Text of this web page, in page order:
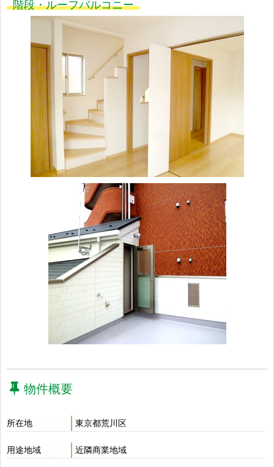
階段・ルーフバルコニー
物件概要
所在地 東京都荒川区
用途地域 近隣商業地域